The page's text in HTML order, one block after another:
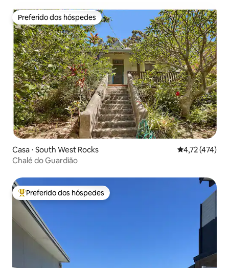
Preferido dos hóspedes
Preferido dos hóspedes
Casa ⋅ South West Rocks 4,72 de uma
4,72 (474)
Chalé do Guardião
Entre os melhores preferidos dos hóspedes
Preferido dos hóspedes